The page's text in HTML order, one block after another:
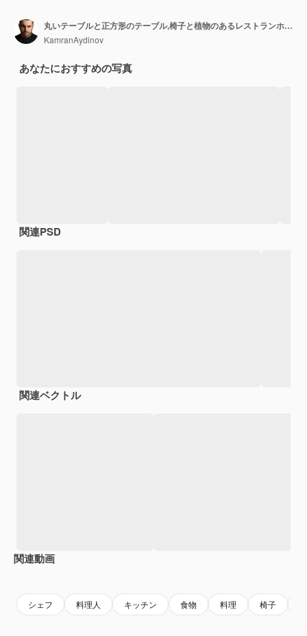
丸いテーブルと正方形のテーブル,椅子と植物のあるレストランホール
KamranAydinov
あなたにおすすめの写真
関連PSD
関連ベクトル
関連動画
シェフ 料理人 キッチン 食物 料理 椅子